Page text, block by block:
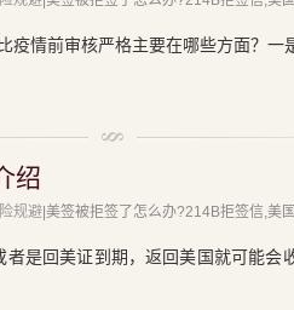
疫情前审核严格主要在哪些方面？一
绍
规避 |美签被拒签了怎么办?214B拒签信,美
是回美证到期，返回美国就可能会